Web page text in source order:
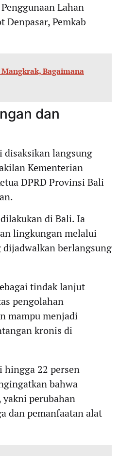
Lahan
Denpasar, Pemkab
Bagaimana
dan
disaksikan langsung
Kementerian
DPRD Provinsi Bali
di Bali. Ia
lingkungan melalui
dijadwalkan berlangsung
tindak lanjut
pengolahan
mampu menjadi
kronis di
hingga 22 persen
bahwa
perubahan
dan pemanfaatan alat